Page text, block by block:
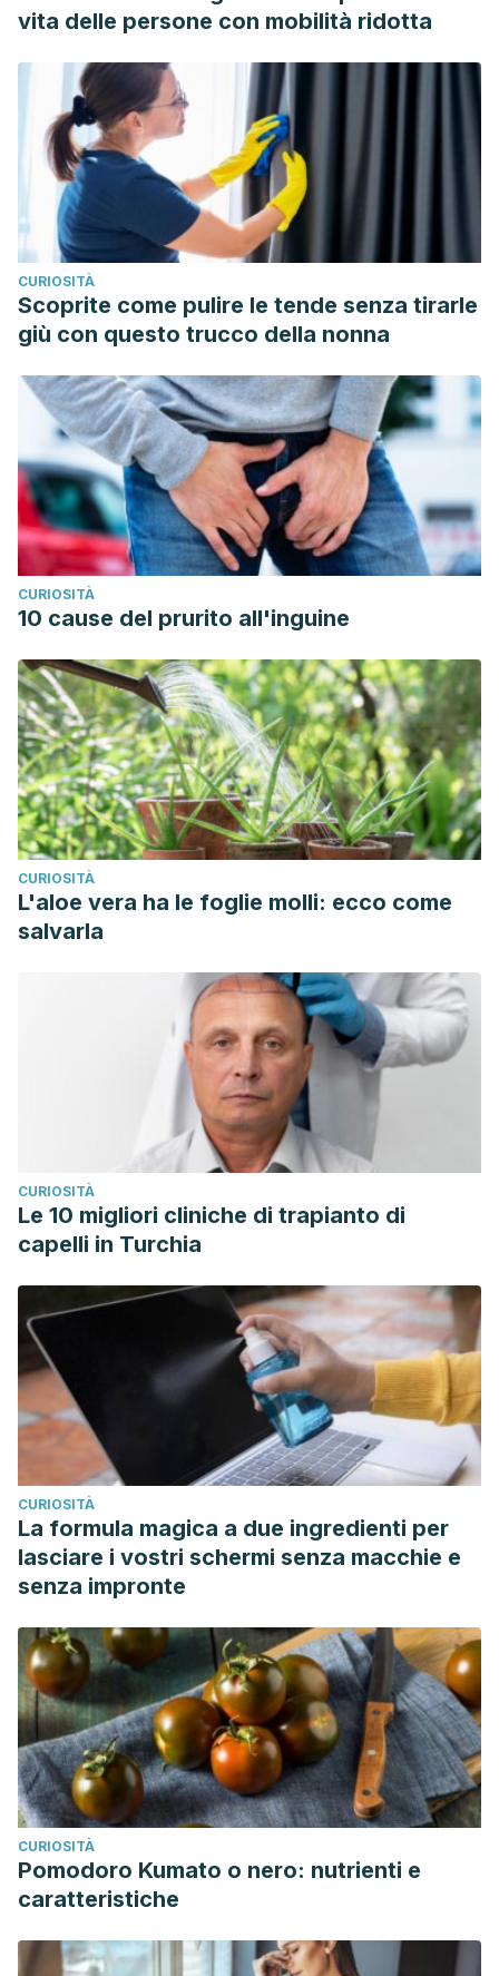
vita delle persone con mobilità ridotta
CURIOSITÀ
Scoprite come pulire le tende senza tirarle
giù con questo trucco della nonna
CURIOSITÀ
10 cause del prurito all'inguine
CURIOSITÀ
L'aloe vera ha le foglie molli: ecco come
salvarla
CURIOSITÀ
Le 10 migliori cliniche di trapianto di
capelli in Turchia
CURIOSITÀ
La formula magica a due ingredienti per
lasciare i vostri schermi senza macchie e
senza impronte
CURIOSITÀ
Pomodoro Kumato o nero: nutrienti e
caratteristiche